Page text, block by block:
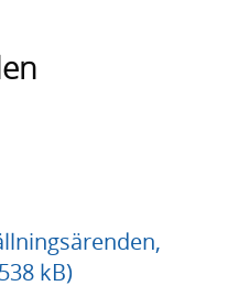
kB)